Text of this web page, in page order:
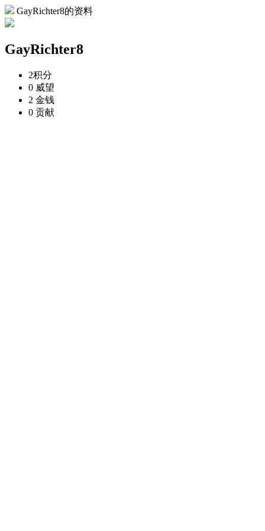
GayRichter8的资料
GayRichter8
2积分
0 威望
2 金钱
0 贡献